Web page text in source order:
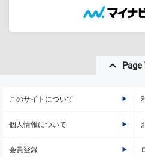
Page
このサイトについて
個人情報について
会員登録